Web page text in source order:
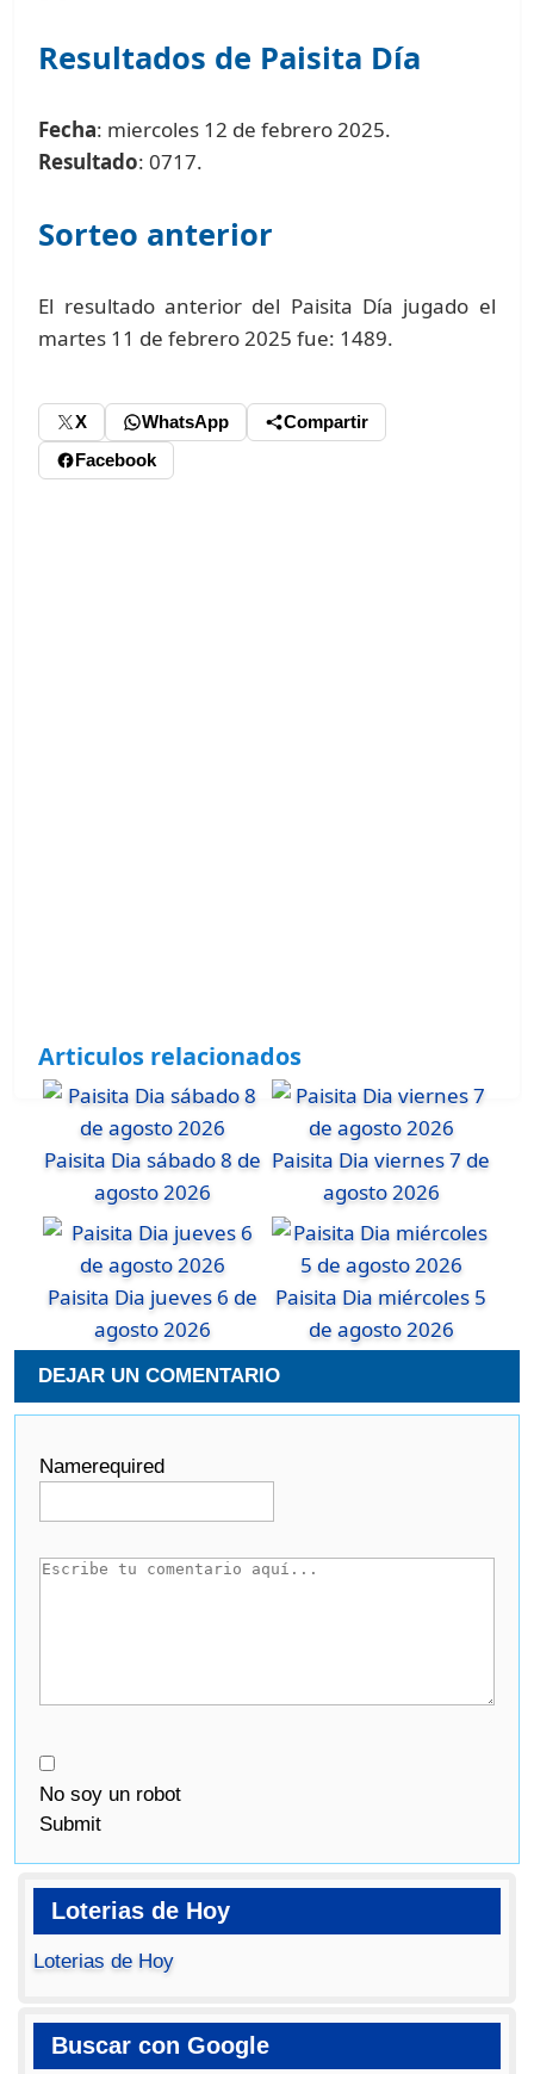
Resultados de Paisita Día
Fecha: miercoles 12 de febrero 2025.
Resultado: 0717.
Sorteo anterior
El resultado anterior del Paisita Día jugado el
martes 11 de febrero 2025 fue: 1489.
X WhatsApp
Compartir
Facebook
Articulos relacionados
Paisita Dia sábado 8 de
agosto 2026
Paisita Dia viernes 7 de
agosto 2026
Paisita Dia jueves 6 de
agosto 2026
Paisita Dia miércoles 5
de agosto 2026
DEJAR UN COMENTARIO
Namerequired
No soy un robot
Submit
Loterias de Hoy
Loterias de Hoy
Buscar con Google